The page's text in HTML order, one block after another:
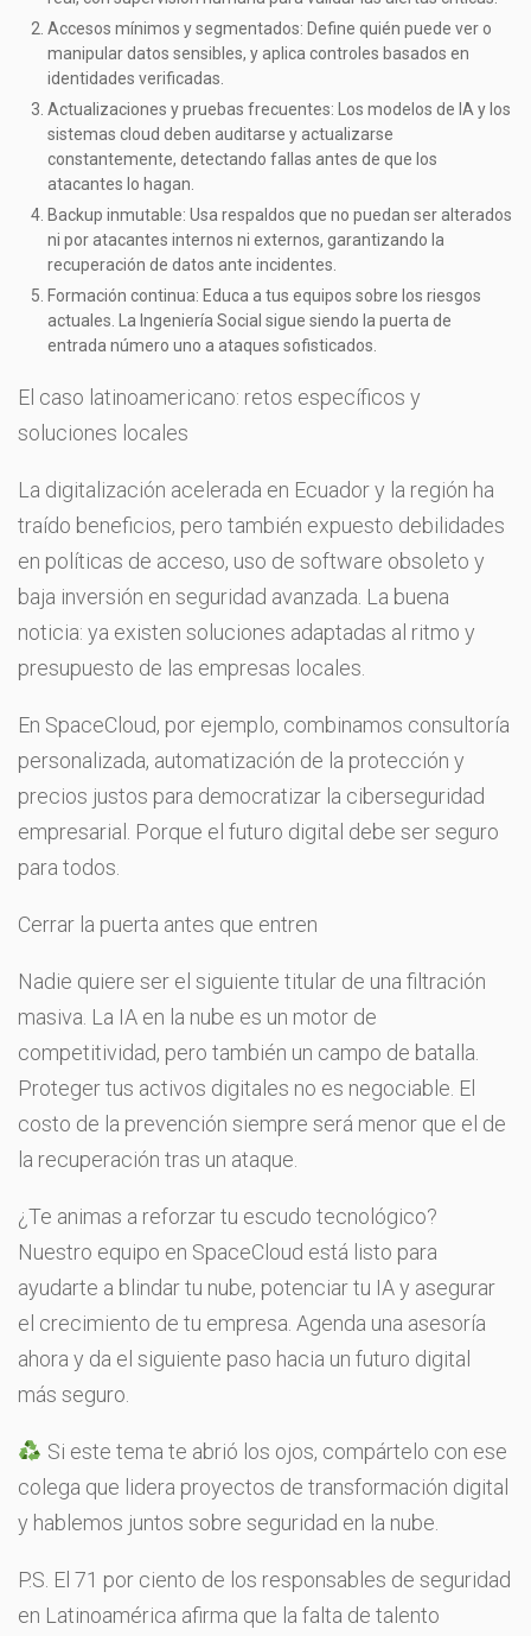
Accesos mínimos y segmentados: Define quién puede ver o
manipular datos sensibles, y aplica controles basados en
identidades verificadas.
Actualizaciones y pruebas frecuentes: Los modelos de IA y los
sistemas cloud deben auditarse y actualizarse
constantemente, detectando fallas antes de que los
atacantes lo hagan.
Backup inmutable: Usa respaldos que no puedan ser alterados
ni por atacantes internos ni externos, garantizando la
recuperación de datos ante incidentes.
Formación continua: Educa a tus equipos sobre los riesgos
actuales. La Ingeniería Social sigue siendo la puerta de
entrada número uno a ataques sofisticados.
El caso latinoamericano: retos específicos y
soluciones locales
La digitalización acelerada en Ecuador y la región ha
traído beneficios, pero también expuesto debilidades
en políticas de acceso, uso de software obsoleto y
baja inversión en seguridad avanzada. La buena
noticia: ya existen soluciones adaptadas al ritmo y
presupuesto de las empresas locales.
En SpaceCloud, por ejemplo, combinamos consultoría
personalizada, automatización de la protección y
precios justos para democratizar la ciberseguridad
empresarial. Porque el futuro digital debe ser seguro
para todos.
Cerrar la puerta antes que entren
Nadie quiere ser el siguiente titular de una filtración
masiva. La IA en la nube es un motor de
competitividad, pero también un campo de batalla.
Proteger tus activos digitales no es negociable. El
costo de la prevención siempre será menor que el de
la recuperación tras un ataque.
¿Te animas a reforzar tu escudo tecnológico?
Nuestro equipo en SpaceCloud está listo para
ayudarte a blindar tu nube, potenciar tu IA y asegurar
el crecimiento de tu empresa. Agenda una asesoría
ahora y da el siguiente paso hacia un futuro digital
más seguro.
Si este tema te abrió los ojos, compártelo con ese
colega que lidera proyectos de transformación digital
y hablemos juntos sobre seguridad en la nube.
P.S. El 71 por ciento de los responsables de seguridad
en Latinoamérica afirma que la falta de talento